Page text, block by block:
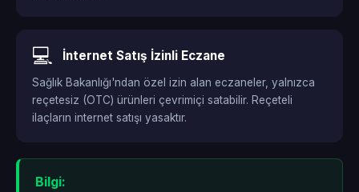
💻 İnternet Satış İzinli Eczane
Sağlık Bakanlığı'ndan özel izin alan eczaneler, yalnızca
reçetesiz (OTC) ürünleri çevrimiçi satabilir. Reçeteli
ilaçların internet satışı yasaktır.
Bilgi: